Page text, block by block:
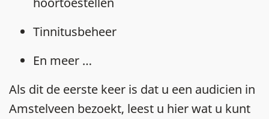
Tinnitusbeheer
En meer …
Als dit de eerste keer is dat u een audicien in
Amstelveen bezoekt, leest u hier wat u kunt